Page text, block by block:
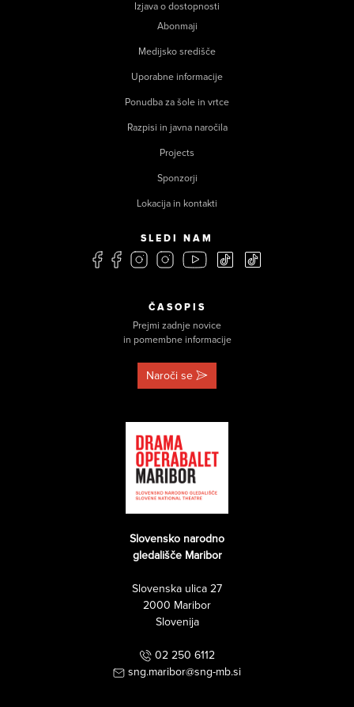
Izjava o dostopnosti
Abonmaji
Medijsko središče
Uporabne informacije
Ponudba za šole in vrtce
Razpisi in javna naročila
Projects
Sponzorji
Lokacija in kontakti
SLEDI NAM
ČASOPIS
Prejmi zadnje novice
in pomembne informacije
Naroči se
Slovensko narodno
gledališče Maribor
Slovenska ulica 27
2000 Maribor
Slovenija
02 250 6112
sng.maribor@sng-mb.si